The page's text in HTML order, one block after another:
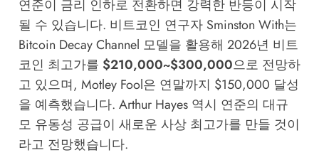
연준이 금리 인하로 전환하면 강력한 반등이 시작
될 수 있습니다. 비트코인 연구자 Sminston With는
Bitcoin Decay Channel 모델을 활용해 2026년 비트
코인 최고가를 $210,000~$300,000으로 전망하
고 있으며, Motley Fool은 연말까지 $150,000 달성
을 예측했습니다. Arthur Hayes 역시 연준의 대규
모 유동성 공급이 새로운 사상 최고가를 만들 것이
라고 전망했습니다.